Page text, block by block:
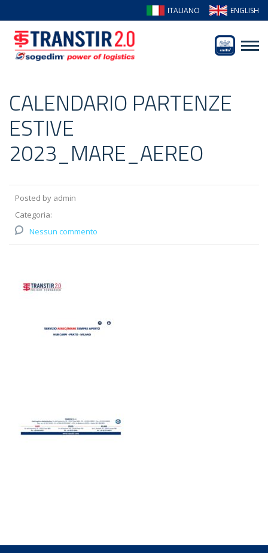
ITALIANO ENGLISH
CALENDARIO PARTENZE
ESTIVE
2023_MARE_AEREO
Posted by admin
Categoria:
Nessun commento